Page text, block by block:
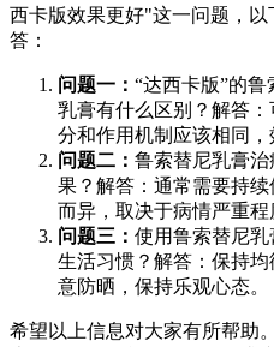
西卡版效果更好"这一问题，
答：
问题一： “达西卡版”的
乳膏有什么区别？解答
分和作用机制应该相同，
问题二： 鲁索替尼乳膏
果？解答：通常需要持
而异，取决于病情严重程
问题三： 使用鲁索替尼
生活习惯？解答：保持
意防晒，保持乐观心态。
希望以上信息对大家有所帮助